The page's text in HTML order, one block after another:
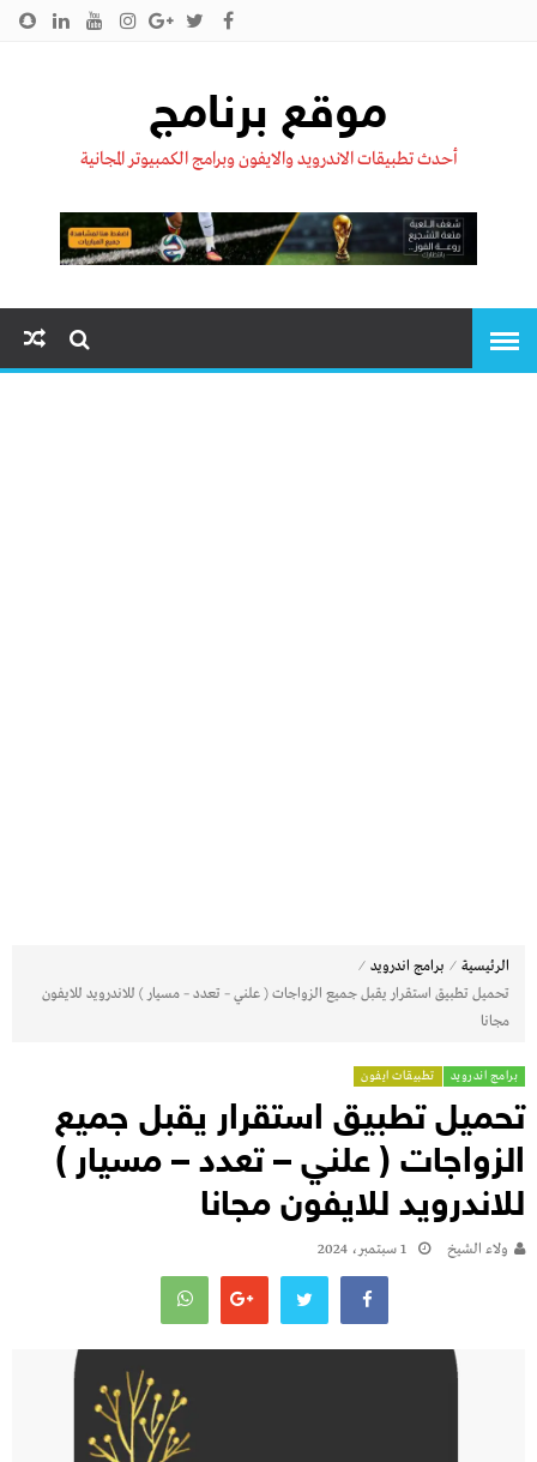
موقع برنامج
أحدث تطبيقات الاندرويد والايفون وبرامج الكمبيوتر المجانية
الرئيسية ⁄ برامج اندرويد ⁄
تحميل تطبيق استقرار يقبل جميع الزواجات ( علني – تعدد – مسيار ) للاندرويد للايفون
مجانا
برامج اندرويد تطبيقات ايفون
تحميل تطبيق استقرار يقبل جميع
الزواجات ( علني – تعدد – مسيار )
للاندرويد للايفون مجانا
ولاء الشيخ 1 سبتمبر، 2024